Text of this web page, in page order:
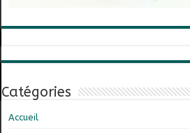
Catégories
Accueil